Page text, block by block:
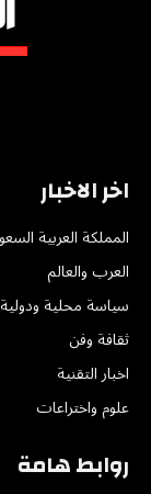
اخر الاخبار
المملكة العربية
العرب والعالم
سياسة محلية ودولية
ثقافة وفن
اخبار التقنية
علوم واختراعات
روابط هامة